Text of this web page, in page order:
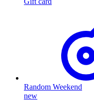
Random Weekend
new